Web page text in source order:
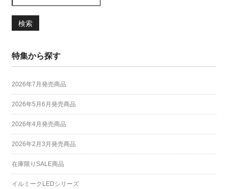
検索
特集から探す
2026年7月発売商品
2026年5月6月発売商品
2026年4月発売商品
2026年2月3月発売商品
在庫限りSALE商品
イルミークLEDシリーズ